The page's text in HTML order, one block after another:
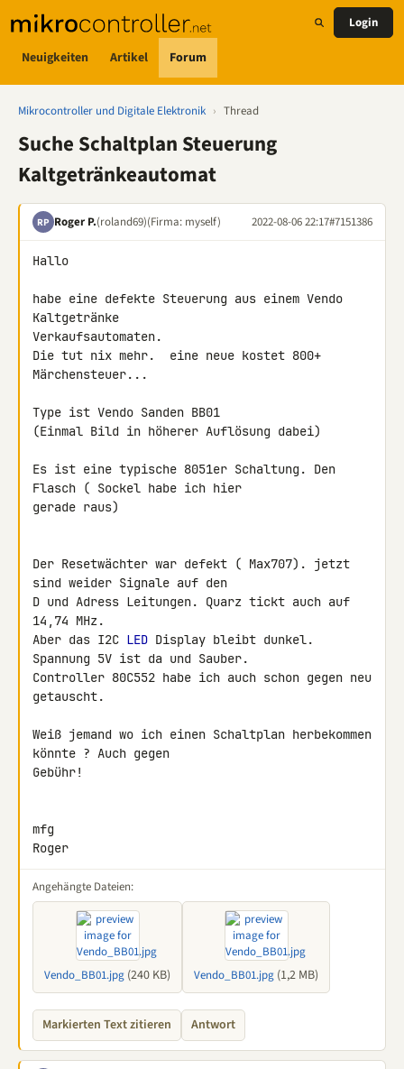
Neuigkeiten Artikel Forum
Login
Mikrocontroller und Digitale Elektronik › Thread
Suche Schaltplan Steuerung
Kaltgetränkeautomat
RP Roger P.(roland69)(Firma: myself) 2022-08-06 22:17#7151386
Hallo
habe eine defekte Steuerung aus einem Vendo
Kaltgetränke
Verkaufsautomaten.
Die tut nix mehr.  eine neue kostet 800+
Märchensteuer...
Type ist Vendo Sanden BB01
(Einmal Bild in höherer Auflösung dabei)
Es ist eine typische 8051er Schaltung. Den
Flasch ( Sockel habe ich hier
gerade raus)
Der Resetwächter war defekt ( Max707). jetzt
sind weider Signale auf den
D und Adress Leitungen. Quarz tickt auch auf
14,74 MHz.
Aber das I2C LED Display bleibt dunkel.
Spannung 5V ist da und Sauber.
Controller 80C552 habe ich auch schon gegen neu
getauscht.
Weiß jemand wo ich einen Schaltplan herbekommen
könnte ? Auch gegen
Gebühr!
mfg
Roger
Angehängte Dateien:
Vendo_BB01.jpg (240 KB) Vendo_BB01.jpg (1,2 MB)
Markierten Text zitieren Antwort